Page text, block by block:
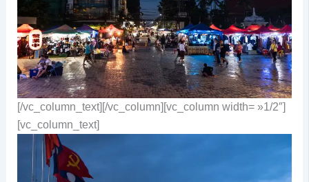
[/vc_column_text][/vc_column][vc_column width= »1/2″]
[vc_column_text]